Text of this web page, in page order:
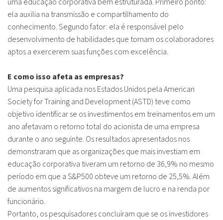
ela auxilia na transmissão e compartilhamento do
conhecimento. Segundo fator: ela é responsável pelo
desenvolvimento de habilidades que tornam os colaboradores
aptos a exercerem suas funções com excelência.
E como isso afeta as empresas?
Uma pesquisa aplicada nos Estados Unidos pela American
Society for Training and Development (ASTD) teve como
objetivo identificar se os investimentos em treinamentos em um
ano afetavam o retorno total do acionista de uma empresa
durante o ano seguinte. Os resultados apresentados nos
demonstraram que as organizações que mais investiam em
educação corporativa tiveram um retorno de 36,9% no mesmo
período em que a S&P500 obteve um retorno de 25,5%. Além
de aumentos significativos na margem de lucro e na renda por
funcionário.
Portanto, os pesquisadores concluíram que se os investidores